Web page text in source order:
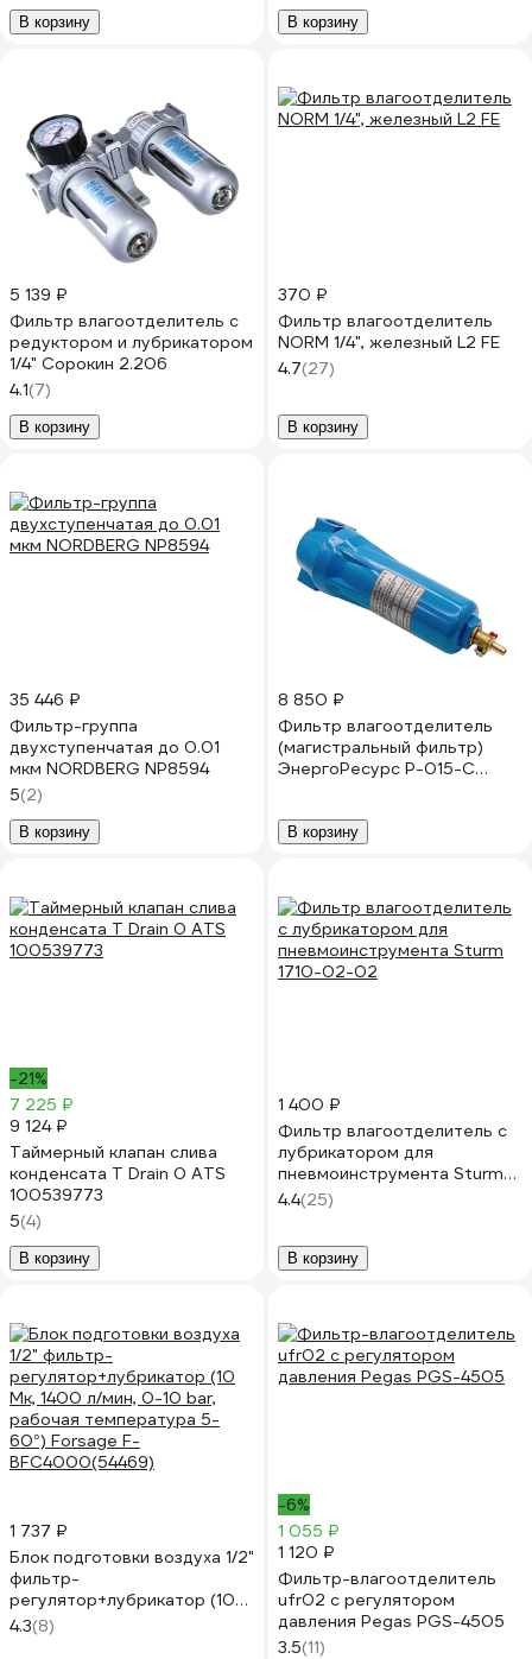
В корзину В корзину
5 139 ₽
Фильтр влагоотделитель с
редуктором и лубрикатором
1/4" Сорокин 2.206
4.1(7)
В корзину
370 ₽
Фильтр влагоотделитель
NORM 1/4", железный L2 FE
4.7(27)
В корзину
35 446 ₽
Фильтр-группа
двухступенчатая до 0.01
мкм NORDBERG NP8594
5(2)
В корзину
8 850 ₽
Фильтр влагоотделитель
(магистральный фильтр)
ЭнергоРесурс Р-015-C
В корзину
-21%
7 225 ₽
9 124 ₽
Таймерный клапан слива
конденсата T Drain 0 ATS
100539773
5(4)
В корзину
1 400 ₽
Фильтр влагоотделитель с
лубрикатором для
пневмоинструмента Sturm
1710-02-02
4.4(25)
В корзину
1 737 ₽
Блок подготовки воздуха 1/2"
фильтр-
регулятор+лубрикатор (10
Мк, 1400 л/мин, 0-10 bar,
рабочая температура 5-
4.3(8)
-6%
1 055 ₽
1 120 ₽
Фильтр-влагоотделитель
ufr02 с регулятором
давления Pegas PGS-4505
3.5(11)